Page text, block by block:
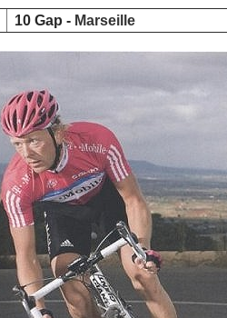
10 Gap - Marseille